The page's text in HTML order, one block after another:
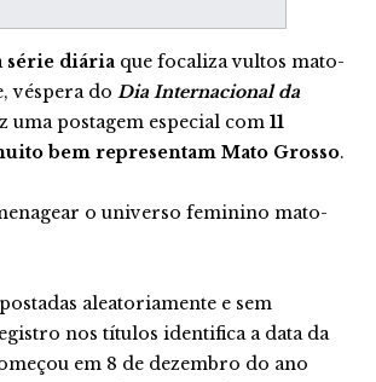
série diária que focaliza vultos mato-
véspera do Dia Internacional da
uma postagem especial com 11
bem representam Mato Grosso.
o universo feminino mato-
aleatoriamente e sem
nos títulos identifica a data da
em 8 de dezembro do ano